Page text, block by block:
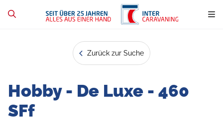
Zurück zur Suche
Hobby - De Luxe - 460
SFf